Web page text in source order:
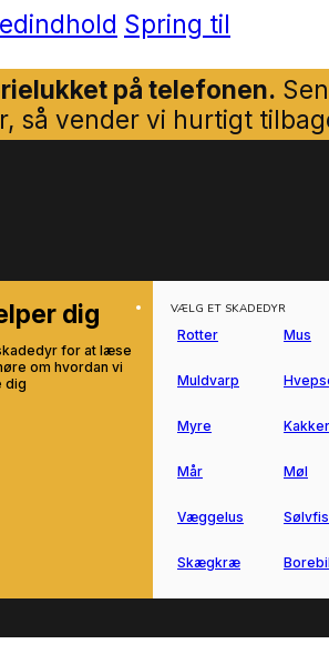
Spring til
på telefonen.
så vender vi hurtigt
dig
for at læse
om hvordan vi
dig
VÆLG ET SKADEDYR
Rotter Mus
Muldvarp
Myre
Mår Møl
Væggelus
Skægkræ